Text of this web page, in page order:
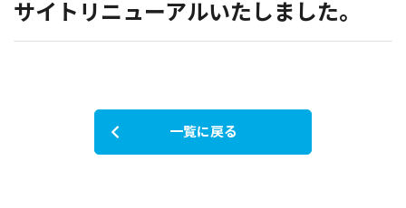
サイトリニューアルいたしました。
一覧に戻る